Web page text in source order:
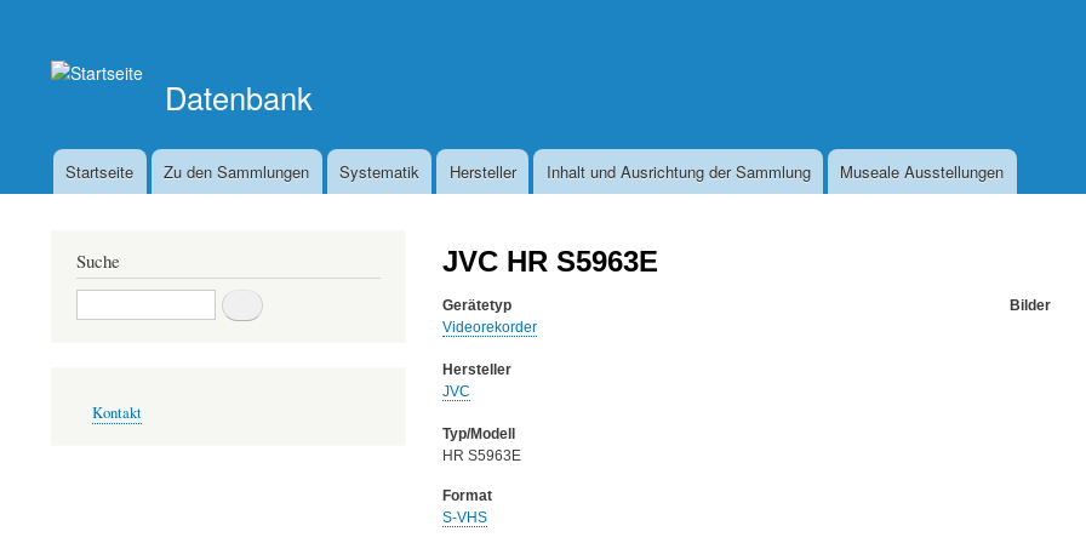
Datenbank
Hauptnavigation
Startseite Zu den Sammlungen Systematik Hersteller Inhalt und Ausrichtung der Sammlung Museale Ausstellungen
JVC HR S5963E
Gerätetyp
Videorekorder
Hersteller
JVC
Typ/Modell
HR S5963E
Format
S-VHS
Bilder
Suche
Suche
Kontakt